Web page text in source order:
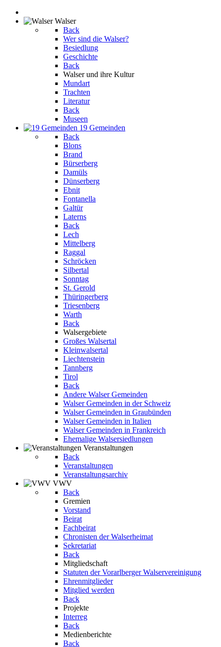
Walser
Back
Wer sind die Walser?
Besiedlung
Geschichte
Back
Walser und ihre Kultur
Mundart
Trachten
Literatur
Back
Museen
19 Gemeinden
Back
Blons
Brand
Bürserberg
Damüls
Dünserberg
Ebnit
Fontanella
Galtür
Laterns
Back
Lech
Mittelberg
Raggal
Schröcken
Silbertal
Sonntag
St. Gerold
Thüringerberg
Triesenberg
Warth
Back
Walsergebiete
Großes Walsertal
Kleinwalsertal
Liechtenstein
Tannberg
Tirol
Back
Andere Walser Gemeinden
Walser Gemeinden in der Schweiz
Walser Gemeinden in Graubünden
Walser Gemeinden in Italien
Walser Gemeinden in Frankreich
Ehemalige Walsersiedlungen
Veranstaltungen
Back
Veranstaltungen
Veranstaltungsarchiv
VWV
Back
Gremien
Vorstand
Beirat
Fachbeirat
Chronisten der Walserheimat
Sekretariat
Back
Mitgliedschaft
Statuten der Vorarlberger Walservereinigung
Ehrenmitglieder
Mitglied werden
Back
Projekte
Interreg
Back
Medienberichte
Back